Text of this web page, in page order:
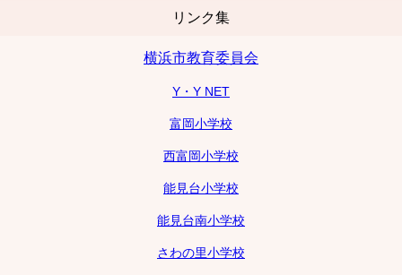
リンク集
横浜市教育委員会
Y・Y NET
富岡小学校
西富岡小学校
能見台小学校
能見台南小学校
さわの里小学校